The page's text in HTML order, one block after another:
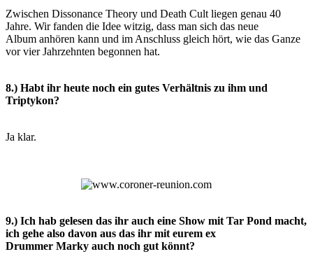
Zwischen Dissonance Theory und Death Cult liegen genau 40
Jahre. Wir fanden die Idee witzig, dass man sich das neue
Album anhören kann und im Anschluss gleich hört, wie das Ganze
vor vier Jahrzehnten begonnen hat.
8.) Habt ihr heute noch ein gutes Verhältnis zu ihm und
Triptykon?
Ja klar.
9.) Ich hab gelesen das ihr auch eine Show mit Tar Pond macht,
ich gehe also davon aus das ihr mit eurem ex
Drummer Marky auch noch gut könnt?